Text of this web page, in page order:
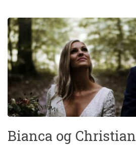
Bianca og Christian